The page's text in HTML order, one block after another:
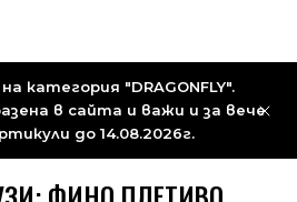
категория "DRAGONFLY".
в сайта и важи и за вече
до 14.08.2026г.